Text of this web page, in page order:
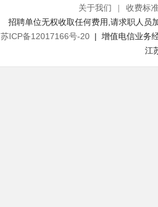
关于我们 | 收费标
招聘单位无权收取任何费用,请求职人员
苏ICP备12017166号-20 | 增值电信业务
江